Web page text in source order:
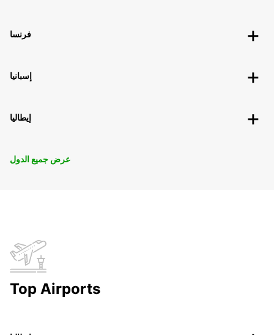
فرنسا
إسبانيا
إيطاليا
عرض جميع الدول
Top Airports